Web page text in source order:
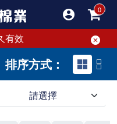
有效
排序方式：
請選擇